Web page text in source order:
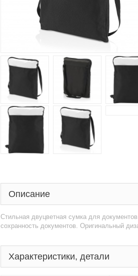
Описание
Стильная двуцветная сумка для
сохранность документов. Оригинальный
Характеристики, детали